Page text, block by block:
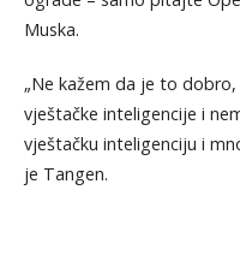
Muska.
„Ne kažem da je to
vještačke inteligencije i
vještačku inteligenciju i
je Tangen.